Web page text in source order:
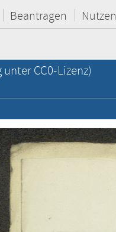
Beantragen Nutzen
CC0-Lizenz)